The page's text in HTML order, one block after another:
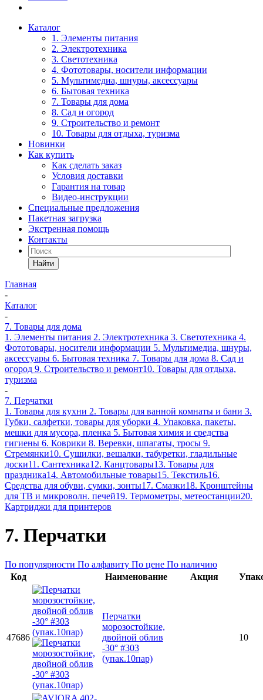
Каталог
1. Элементы питания
2. Электротехника
3. Светотехника
4. Фототовары, носители информации
5. Мультимедиа, шнуры, аксессуары
6. Бытовая техника
7. Товары для дома
8. Сад и огород
9. Строительство и ремонт
10. Товары для отдыха, туризма
Новинки
Как купить
Как сделать заказ
Условия доставки
Гарантия на товар
Видео-инструкции
Специальные предложения
Пакетная загрузка
Экстренная помощь
Контакты
Найти
Главная
-
Каталог
-
7. Товары для дома
1. Элементы питания 2. Электротехника 3. Светотехника 4.
Фототовары, носители информации 5. Мультимедиа, шнуры,
аксессуары 6. Бытовая техника 7. Товары для дома 8. Сад и
огород 9. Строительство и ремонт10. Товары для отдыха,
туризма
-
7. Перчатки
1. Товары для кухни 2. Товары для ванной комнаты и бани 3.
Губки, салфетки, товары для уборки 4. Упаковка, пакеты,
мешки для мусора, пленка 5. Бытовая химия и средства
гигиены 6. Коврики 8. Веревки, шпагаты, тросы 9.
Стремянки10. Сушилки, вешалки, табуретки, гладильные
доски11. Сантехника12. Канцтовары13. Товары для
праздника14. Автомобильные товары15. Текстиль16.
Средства для обуви, сумки, зонты17. Смазки18. Кронштейны
для ТВ и микроволн. печей19. Термометры, метеостанции20.
Картриджи для принтеров
7. Перчатки
По популярности По алфавиту По цене По наличию
Код
Наименование Акция
47686
Перчатки
морозостойкие,
двойной облив
-30° #303
(упак.10пар)
10